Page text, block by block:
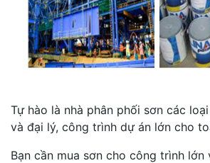
Tự hào là nhà phân phối sơn các
và đại lý, công trình dự án lớn cho
Bạn cần mua sơn cho công trình lớn